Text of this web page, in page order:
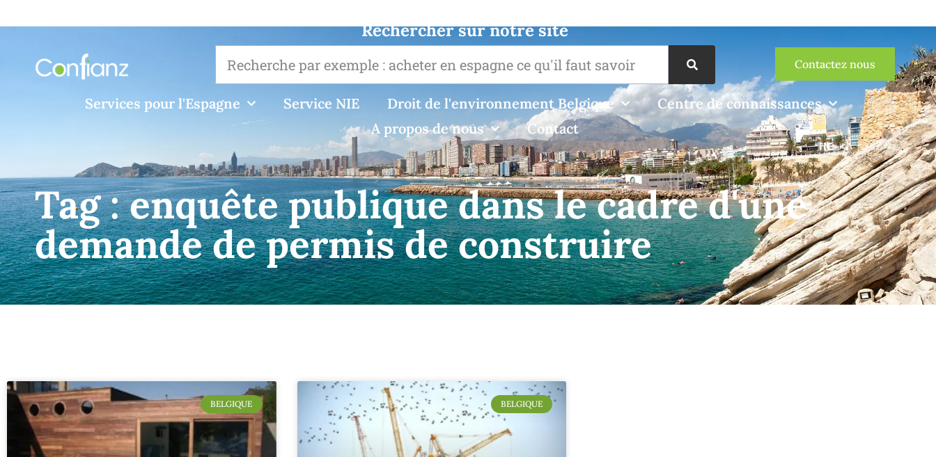
Rechercher sur notre site
Contactez nous
Services pour l'Espagne Service NIE Droit de l'environnement Belgique
Centre de connaissances
A propos de nous
Contact
Tag :enquête publique dans le cadre d'une
demande de permis de construire
BELGIQUE BELGIQUE